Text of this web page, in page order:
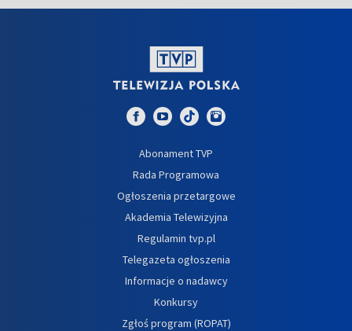
Abonament TVP
Rada Programowa
Ogłoszenia przetargowe
Akademia Telewizyjna
Regulamin tvp.pl
Telegazeta ogłoszenia
Informacje o nadawcy
Konkursy
Zgłoś program (ROPAT)